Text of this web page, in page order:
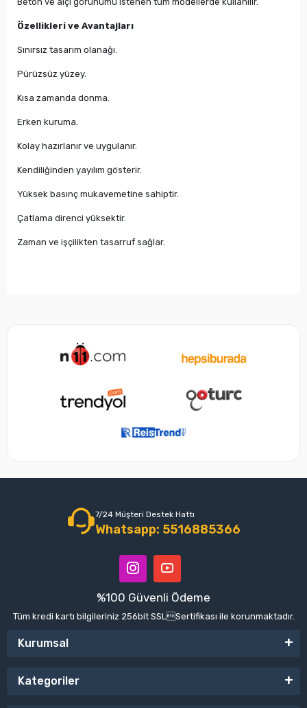
Özellikleri ve Avantajları
Sınırsız tasarım olanağı.
Pürüzsüz yüzey.
Kısa zamanda donma.
Erken kuruma.
Kolay hazırlanır ve uygulanır.
Kendiliğinden yayılım gösterir.
Yüksek basınç mukavemetine sahiptir.
Çatlama direnci yüksektir.
Zaman ve işçilikten tasarruf sağlar.
7/24 Müşteri Destek Hattı
Whatsapp: 5516885366
%100 Güvenli Ödeme
Tüm kredi kartı bilgileriniz 256bit SSLSertifikası ile korunmaktadır.
Kurumsal
Kategoriler